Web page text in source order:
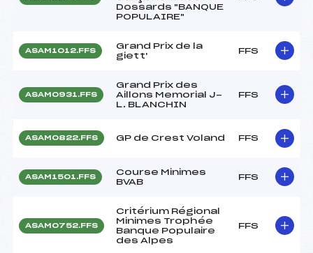
Dossards "BANQUE
POPULAIRE"
ASAM1012.FFS
Grand Prix de la
giett'
FFS
ASAM0931.FFS
Grand Prix des
Aillons Memorial J-
L. BLANCHIN
FFS
ASAM0822.FFS GP de Crest Voland FFS
ASAM1501.FFS
Course Minimes
BVAB
FFS
ASAM0752.FFS
Critérium Régional
Minimes Trophée
Banque Populaire
des Alpes
FFS